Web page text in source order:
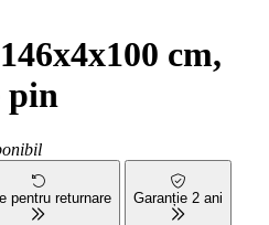
cm,
pin
pentru returnare Garanție 2 ani